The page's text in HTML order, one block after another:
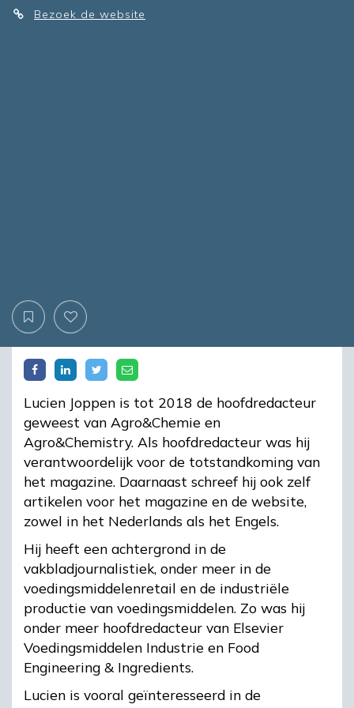
Bezoek de website
Lucien Joppen is tot 2018 de hoofdredacteur
geweest van Agro&Chemie en
Agro&Chemistry. Als hoofdredacteur was hij
verantwoordelijk voor de totstandkoming van
het magazine. Daarnaast schreef hij ook zelf
artikelen voor het magazine en de website,
zowel in het Nederlands als het Engels.
Hij heeft een achtergrond in de
vakbladjournalistiek, onder meer in de
voedingsmiddelenretail en de industriële
productie van voedingsmiddelen. Zo was hij
onder meer hoofdredacteur van Elsevier
Voedingsmiddelen Industrie en Food
Engineering & Ingredients.
Lucien is vooral geïnteresseerd in de